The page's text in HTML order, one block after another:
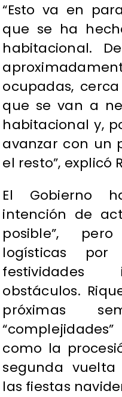
“Esto va en
que se ha
habitacional.
ocupadas,
que se van a
habitacional y,
avanzar con un
el resto”, explicó
El Gobierno
intención de
posible”,
logísticas
festividades
obstáculos.
próximas
como la
segunda
las fiestas